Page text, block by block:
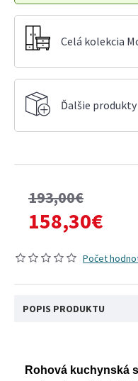
Celá kolekcia
Ďalšie
Počet
193,00€
158,30€
POPIS PRODUKTU
Rohová kuchynská